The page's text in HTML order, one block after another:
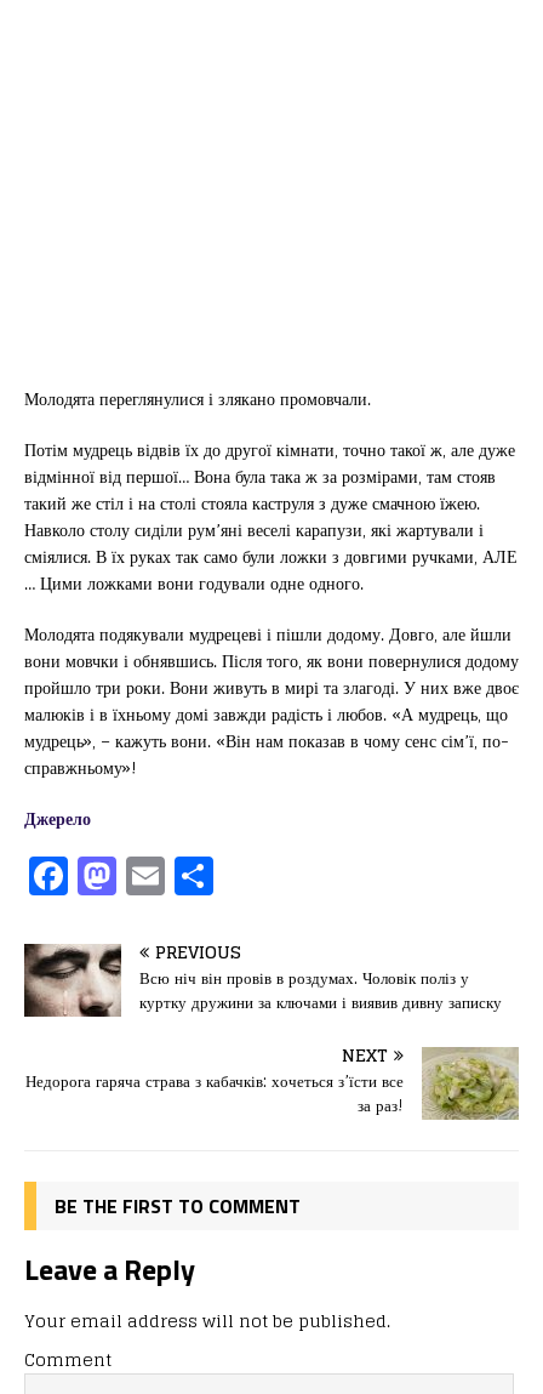
Молодята переглянулися і злякано промовчали.
Потім мудрець відвів їх до другої кімнати, точно такої ж, але дуже
відмінної від першої… Вона була така ж за розмірами, там стояв
такий же стіл і на столі стояла каструля з дуже смачною їжею.
Навколо столу сиділи рум’яні веселі карапузи, які жартували і
сміялися. В їх руках так само були ложки з довгими ручками, АЛЕ
… Цими ложками вони годували одне одного.
Молодята подякували мудрецеві і пішли додому. Довго, але йшли
вони мовчки і обнявшись. Після того, як вони повернулися додому
пройшло три роки. Вони живуть в мирі та злагоді. У них вже двоє
малюків і в їхньому домі завжди радість і любов. «А мудрець, що
мудрець», – кажуть вони. «Він нам показав в чому сенс сім’ї, по-
справжньому»!
Джерело
F
a
c
e
b
o
o
M
a
st
o
d
o
n
E
m
ai
l
іл
и
т
ис
я
PREVIOUS
Всю ніч він провів в роздумах. Чоловік поліз у
куртку дружини за ключами і виявив дивну записку
NEXT
Недорога гаряча страва з кабачків: хочеться з’їсти все
за раз!
BE THE FIRST TO COMMENT
Leave a Reply
Your email address will not be published.
Comment